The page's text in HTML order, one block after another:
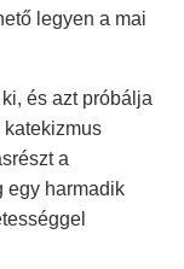
legyen a mai
és azt próbálja
a
egy harmadik